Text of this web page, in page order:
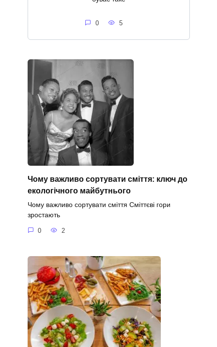
0 5
Чому важливо сортувати сміття: ключ до
екологічного майбутнього
Чому важливо сортувати сміття Сміттєві гори
зростають
0 2